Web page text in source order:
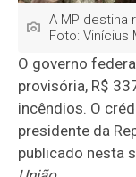
A MP destina
Foto: Vinícius
O governo
provisória, R$
incêndios. O
presidente da
publicado nesta